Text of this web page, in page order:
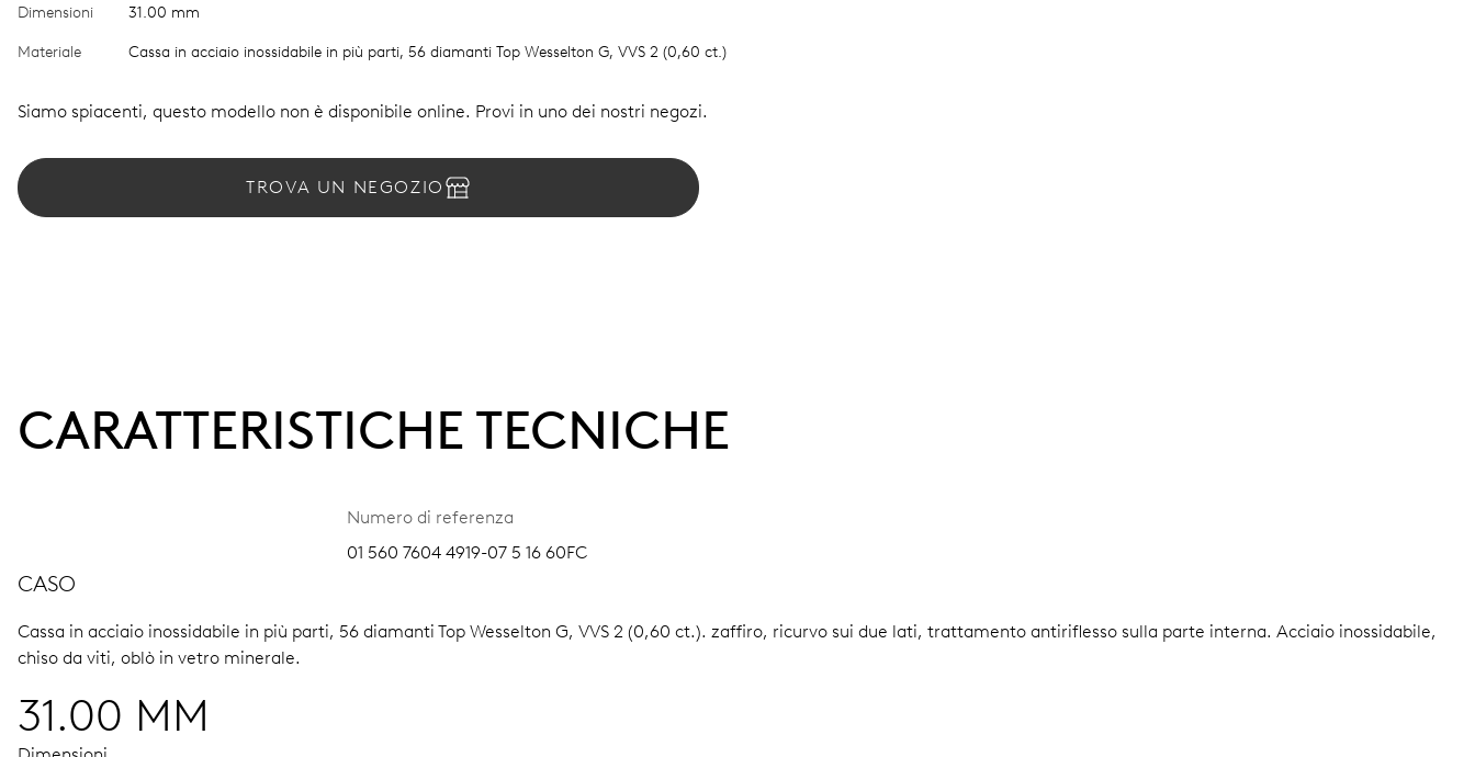
Dimensioni 31.00 mm
Materiale Cassa in acciaio inossidabile in più parti, 56 diamanti Top Wesselton G, VVS 2 (0,60 ct.)
Siamo spiacenti, questo modello non è disponibile online. Provi in uno dei nostri negozi.
TROVA UN NEGOZIO
CARATTERISTICHE TECNICHE
Numero di referenza
01 560 7604 4919-07 5 16 60FC
CASO
Cassa in acciaio inossidabile in più parti, 56 diamanti Top Wesselton G, VVS 2 (0,60 ct.). zaffiro, ricurvo sui due lati, trattamento antiriflesso sulla parte interna. Acciaio inossidabile,
chiso da viti, oblò in vetro minerale.
31.00 MM